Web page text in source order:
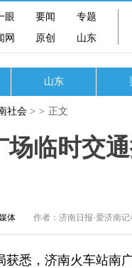
眼 要闻
专题
网 原创 山东
山东
社会 > > 正文
临时交
体 作者：济南日报·爱济南
，济南火车站南广